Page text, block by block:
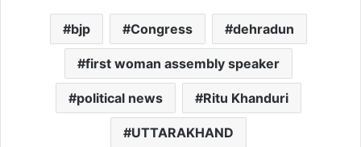
bjp Congress dehradun
first woman assembly speaker
political news Ritu Khanduri
UTTARAKHAND